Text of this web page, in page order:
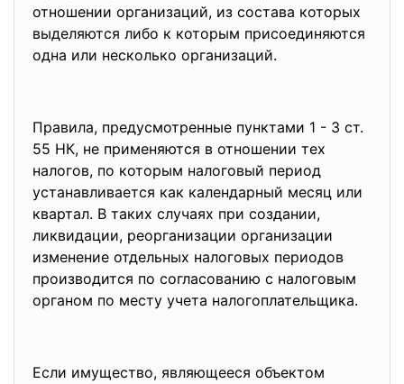
отношении организаций, из состава которых
выделяются либо к которым присоединяются
одна или несколько организаций.
Правила, предусмотренные пунктами 1 - 3 ст.
55 НК, не применяются в отношении тех
налогов, по которым налоговый период
устанавливается как календарный месяц или
квартал. В таких случаях при создании,
ликвидации, реорганизации организации
изменение отдельных налоговых периодов
производится по согласованию с налоговым
органом по месту учета налогоплательщика.
Если имущество, являющееся объектом